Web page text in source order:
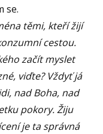
se.
těmi, kteří žijí
cestou.
začít myslet
viďte? Vždyť já
nad Boha, nad
pokory. Žiju
je ta správná